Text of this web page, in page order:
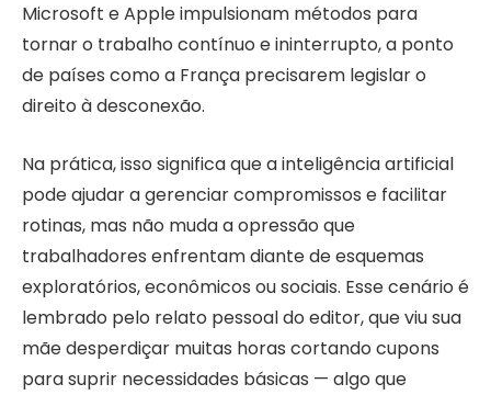
Microsoft e Apple impulsionam métodos para
tornar o trabalho contínuo e ininterrupto, a ponto
de países como a França precisarem legislar o
direito à desconexão.
Na prática, isso significa que a inteligência artificial
pode ajudar a gerenciar compromissos e facilitar
rotinas, mas não muda a opressão que
trabalhadores enfrentam diante de esquemas
exploratórios, econômicos ou sociais. Esse cenário é
lembrado pelo relato pessoal do editor, que viu sua
mãe desperdiçar muitas horas cortando cupons
para suprir necessidades básicas — algo que